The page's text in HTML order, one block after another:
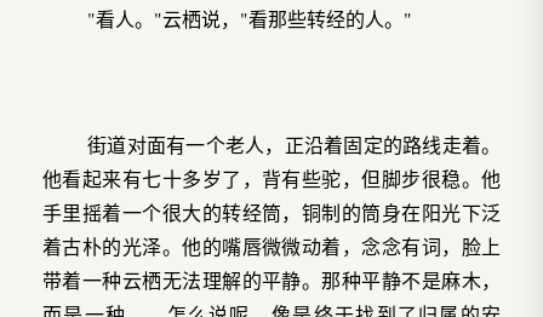
"看人。"云栖说，"看那些转经的人。"
街道对面有一个老人，正沿着固定的路线走着。
他看起来有七十多岁了，背有些驼，但脚步很稳。他
手里摇着一个很大的转经筒，铜制的筒身在阳光下泛
着古朴的光泽。他的嘴唇微微动着，念念有词，脸上
带着一种云栖无法理解的平静。那种平静不是麻木，